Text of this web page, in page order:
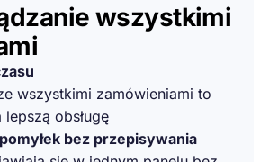
wszystkimi
wszystkimi zamówieniami to
obsługę
bez przepisywania